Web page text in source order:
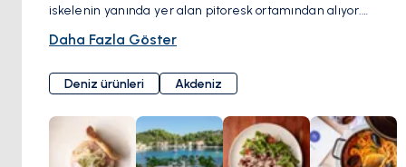
iskelenin yanında yer alan pitoresk ortamından alıyor.
Burada müşteriler, yemeklerinin rustik bir açık fırında
müşterilerin mutfak lezzetlerinin tadını çıkarırken sakin
Okuklje Körfezi'nin panoramik manzarasını sunan
masaların stratejik olarak yerleştirildiği çatı terasına kadar
uzanıyor.
Daha Fazla Göster
Deniz ürünleri Akdeniz